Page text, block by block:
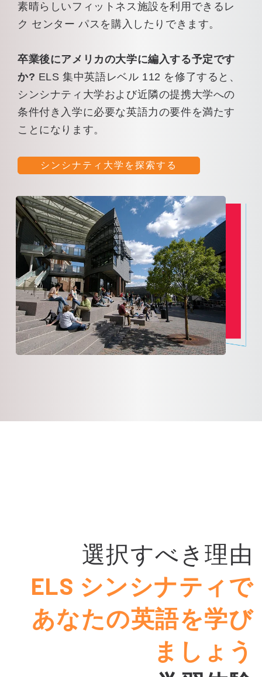
素晴らしいフィットネス施設を利用できるレ
ク センター パスを購入したりできます。
卒業後にアメリカの大学に編入する予定です
か? ELS 集中英語レベル 112 を修了すると、
シンシナティ大学および近隣の提携大学への
条件付き入学に必要な英語力の要件を満たす
ことになります。
シンシナティ大学を探索する
選択すべき理由
ELS シンシナティで
あなたの英語を学び
ましょう